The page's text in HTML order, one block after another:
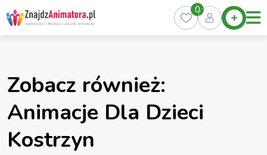
Skip
to
content
Home
Oferty
Kurs
0
Zobacz również:
Animacje Dla Dzieci
Kostrzyn